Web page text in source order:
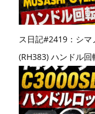
ス日記#2419：シ
(RH383) ハンドル